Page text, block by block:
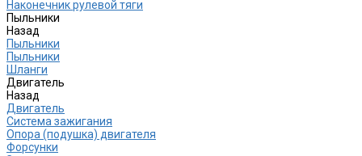
Наконечник рулевой тяги
Пыльники
Назад
Пыльники
Пыльники
Шланги
Двигатель
Назад
Двигатель
Система зажигания
Опора (подушка) двигателя
Форсунки